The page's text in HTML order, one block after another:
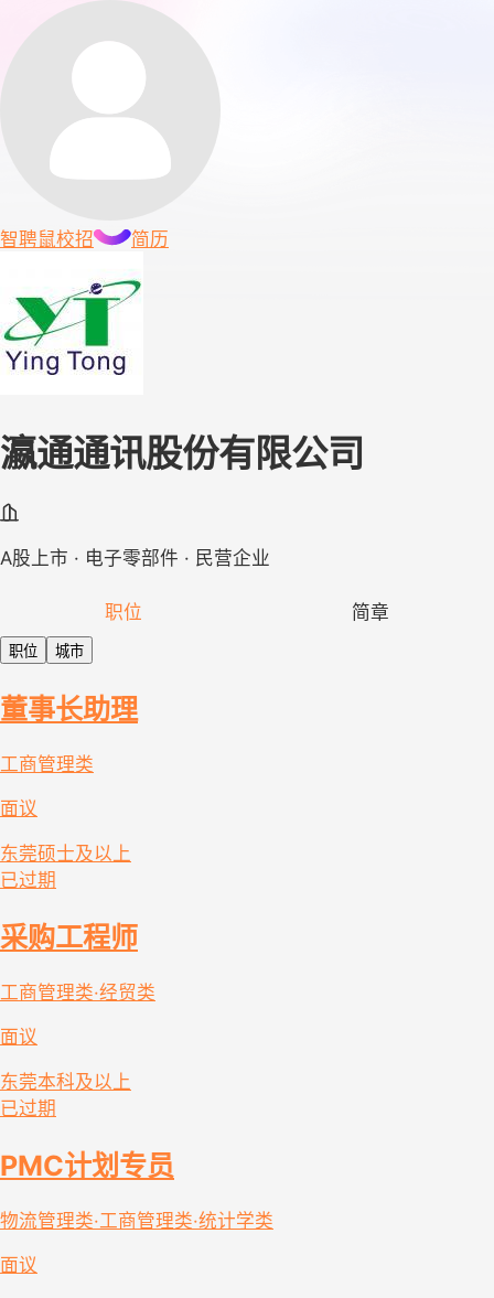
智聘鼠校招 简历
瀛通通讯股份有限公司
A股上市 · 电子零部件 · 民营企业
职位 简章
职位 城市
董事长助理
工商管理类
面议
东莞硕士及以上
已过期
采购工程师
工商管理类·经贸类
面议
东莞本科及以上
已过期
PMC计划专员
物流管理类·工商管理类·统计学类
面议